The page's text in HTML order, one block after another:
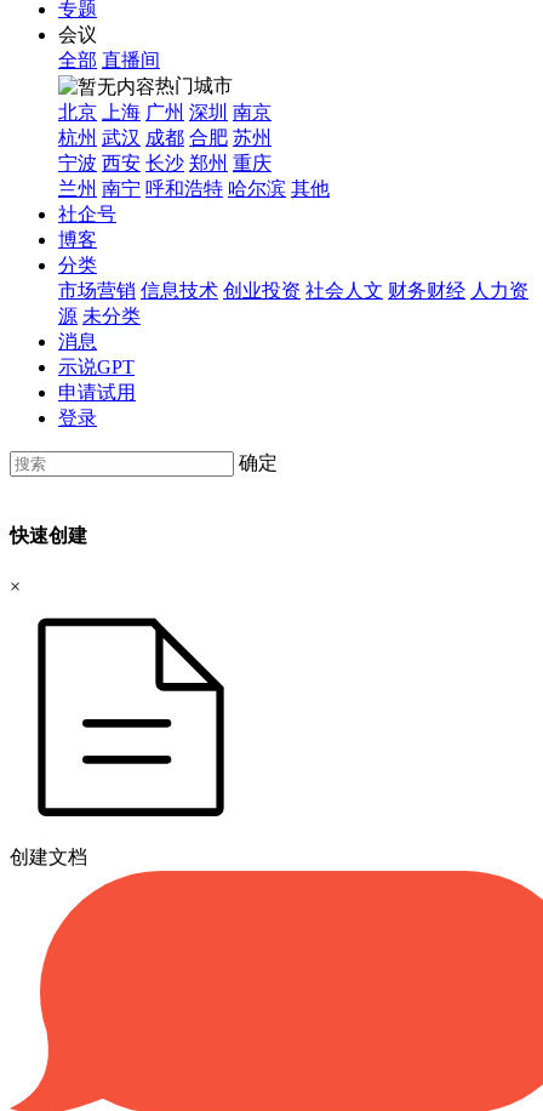
专题
会议
全部 直播间
热门城市
北京
上海 广州 深圳 南京
杭州 武汉 成都 合肥 苏州
宁波 西安 长沙 郑州 重庆
兰州 南宁 呼和浩特 哈尔滨 其他
社企号
博客
分类
市场营销 信息技术 创业投资 社会人文 财务财经 人力资
源 未分类
消息
示说GPT
申请试用
登录
确定
快速创建
×
创建文档